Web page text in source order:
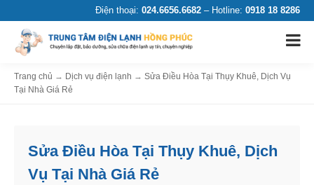
Điện thoại: 024.6656.6682 – Hotline: 0918 18 8286
Trang chủ → Dịch vụ điện lạnh → Sửa Điều Hòa Tại Thụy Khuê, Dịch Vụ
Tại Nhà Giá Rẻ
Sửa Điều Hòa Tại Thụy Khuê, Dịch
Vụ Tại Nhà Giá Rẻ